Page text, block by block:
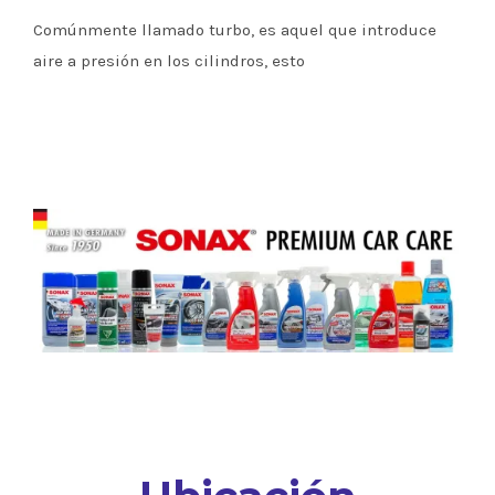
Comúnmente llamado turbo, es aquel que introduce
aire a presión en los cilindros, esto